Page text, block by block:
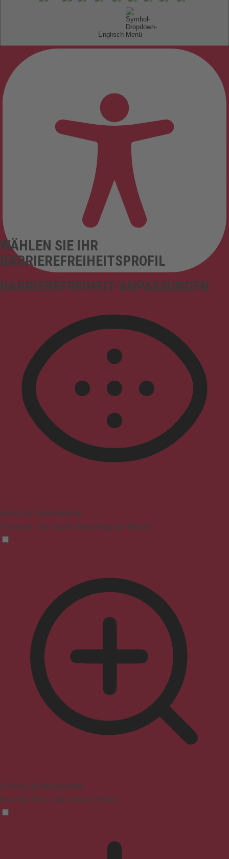
Englisch
BARRIEREFREIHEIT-ANPASSUNGEN
WÄHLEN SIE IHR
BARRIEREFREIHEITSPROFIL
Modus für Sehbehinderte
Verbessert die visuelle Darstellung der Website
Profil für Anfallssicherheit
Beseitigt Blitze und reduziert Farben